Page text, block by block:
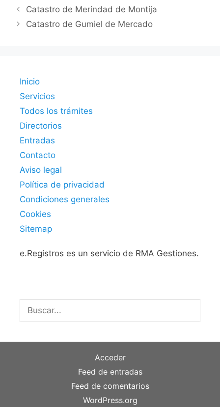
Catastro de Merindad de Montija
Catastro de Gumiel de Mercado
Inicio
Servicios
Todos los trámites
Directorios
Entradas
Contacto
Aviso legal
Política de privacidad
Condiciones generales
Cookies
Sitemap
e.Registros es un servicio de RMA Gestiones.
Acceder
Feed de entradas
Feed de comentarios
WordPress.org